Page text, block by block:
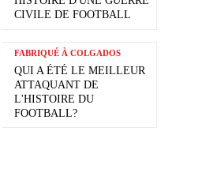
CIVILE DE FOOTBALL
FABRIQUÉ À COLGADOS
QUI A ÉTÉ LE MEILLEUR
ATTAQUANT DE
L'HISTOIRE DU
FOOTBALL?